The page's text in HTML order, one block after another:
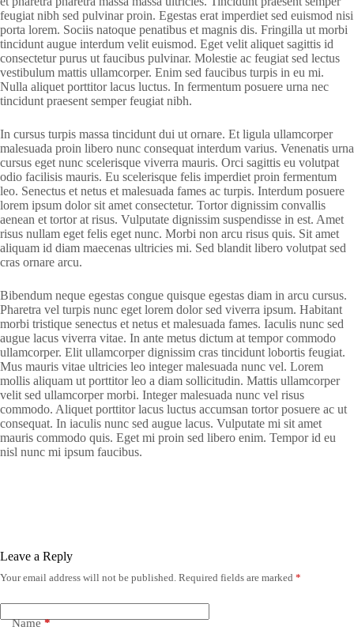
feugiat nibh sed pulvinar proin. Egestas erat imperdiet sed euismod nisi
porta lorem. Sociis natoque penatibus et magnis dis. Fringilla ut morbi
tincidunt augue interdum velit euismod. Eget velit aliquet sagittis id
consectetur purus ut faucibus pulvinar. Molestie ac feugiat sed lectus
vestibulum mattis ullamcorper. Enim sed faucibus turpis in eu mi.
Nulla aliquet porttitor lacus luctus. In fermentum posuere urna nec
tincidunt praesent semper feugiat nibh.
In cursus turpis massa tincidunt dui ut ornare. Et ligula ullamcorper
malesuada proin libero nunc consequat interdum varius. Venenatis urna
cursus eget nunc scelerisque viverra mauris. Orci sagittis eu volutpat
odio facilisis mauris. Eu scelerisque felis imperdiet proin fermentum
leo. Senectus et netus et malesuada fames ac turpis. Interdum posuere
lorem ipsum dolor sit amet consectetur. Tortor dignissim convallis
aenean et tortor at risus. Vulputate dignissim suspendisse in est. Amet
risus nullam eget felis eget nunc. Morbi non arcu risus quis. Sit amet
aliquam id diam maecenas ultricies mi. Sed blandit libero volutpat sed
cras ornare arcu.
Bibendum neque egestas congue quisque egestas diam in arcu cursus.
Pharetra vel turpis nunc eget lorem dolor sed viverra ipsum. Habitant
morbi tristique senectus et netus et malesuada fames. Iaculis nunc sed
augue lacus viverra vitae. In ante metus dictum at tempor commodo
ullamcorper. Elit ullamcorper dignissim cras tincidunt lobortis feugiat.
Mus mauris vitae ultricies leo integer malesuada nunc vel. Lorem
mollis aliquam ut porttitor leo a diam sollicitudin. Mattis ullamcorper
velit sed ullamcorper morbi. Integer malesuada nunc vel risus
commodo. Aliquet porttitor lacus luctus accumsan tortor posuere ac ut
consequat. In iaculis nunc sed augue lacus. Vulputate mi sit amet
mauris commodo quis. Eget mi proin sed libero enim. Tempor id eu
nisl nunc mi ipsum faucibus.
Leave a Reply
Your email address will not be published. Required fields are marked *
Name*